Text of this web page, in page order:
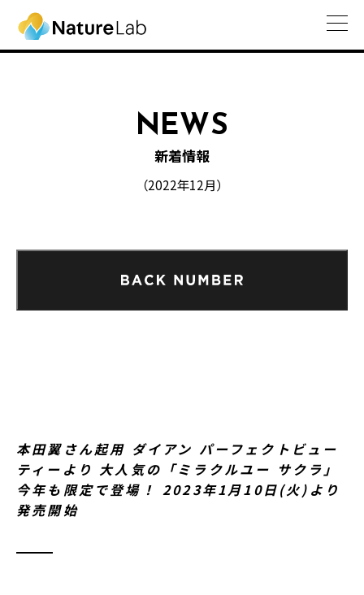
NEWS
新着情報
（2022年12月）
本田翼さん起用 ダイアン パーフェクトビュー
ティーより 大人気の「ミラクルユー サクラ」
今年も限定で登場！ 2023年1月10日(火)より
発売開始